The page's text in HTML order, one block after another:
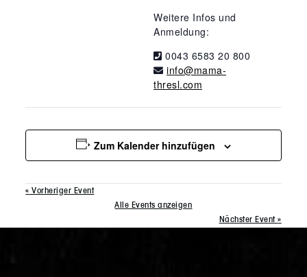
Weitere Infos und
Anmeldung:
0043 6583 20 800
info@mama-
thresl.com
Zum Kalender hinzufügen
« Vorheriger Event
Alle Events anzeigen
Nächster Event»